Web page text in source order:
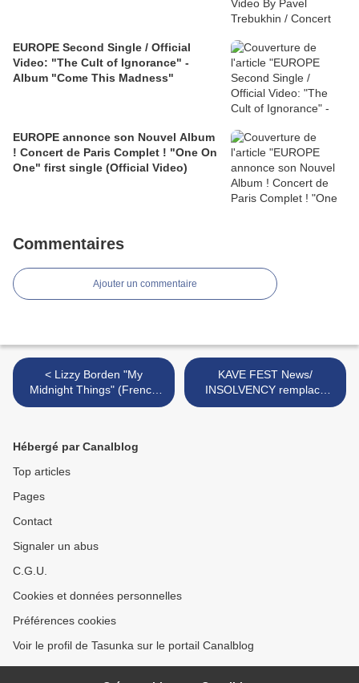
EUROPE Second Single / Official
Video: "The Cult of Ignorance" -
Album "Come This Madness"
EUROPE annonce son Nouvel Album
! Concert de Paris Complet ! "One On
One" first single (Official Video)
Commentaires
Ajouter un commentaire
< Lizzy Borden "My
Midnight Things" (French
Review) - Lyric Video "My
Haunt Us"
KAVE FEST News/
INSOLVENCY remplace
TEMNEIN ! >
Hébergé par Canalblog
Top articles
Pages
Contact
Signaler un abus
C.G.U.
Cookies et données personnelles
Préférences cookies
Voir le profil de Tasunka sur le portail Canalblog